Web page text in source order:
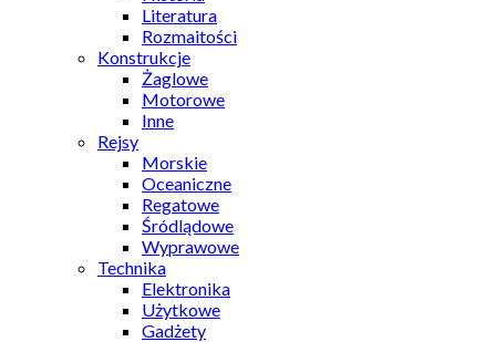
Literatura
Rozmaitości
Konstrukcje
Żaglowe
Motorowe
Inne
Rejsy
Morskie
Oceaniczne
Regatowe
Śródlądowe
Wyprawowe
Technika
Elektronika
Użytkowe
Gadżety